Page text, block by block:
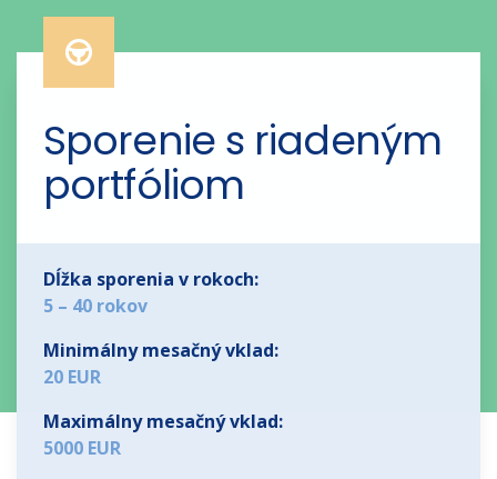
Sporenie s riadeným
portfóliom
Dĺžka sporenia v rokoch:
5 – 40 rokov
Minimálny mesačný vklad:
20 EUR
Maximálny mesačný vklad:
5000 EUR